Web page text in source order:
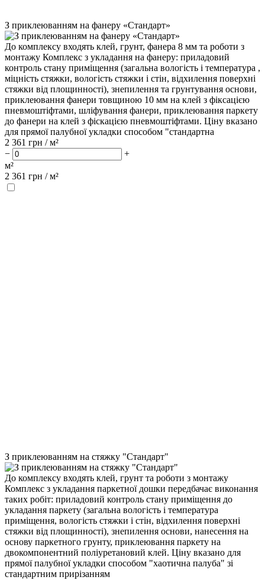
З приклеюванням на фанеру «Стандарт»
До комплексу входять клей, грунт, фанера 8 мм та роботи з
монтажу Комплекс з укладання на фанеру: приладовий
контроль стану приміщення (загальна вологість і температура ,
міцність стяжки, вологість стяжки і стін, відхилення поверхні
стяжки від площинності), знепилення та грунтування основи,
приклеювання фанери товщиною 10 мм на клей з фіксацією
пневмоштіфтами, шліфування фанери, приклеювання паркету
до фанери на клей з фіскацією пневмоштіфтами. Ціну вказано
для прямої палубної укладки способом "стандартна
2 361 грн / м²
−
+
м²
2 361 грн /м²
З приклеюванням на стяжку "Стандарт"
До комплексу входять клей, грунт та роботи з монтажу
Комплекс з укладання паркетної дошки передбачає виконання
таких робіт: приладовий контроль стану приміщення до
укладання паркету (загальна вологість і температура
приміщення, вологість стяжки і стін, відхилення поверхні
стяжки від площинності), знепилення основи, нанесення на
основу паркетного грунту, приклеювання паркету на
двокомпонентний поліуретановий клей. Ціну вказано для
прямої палубної укладки способом "хаотична палуба" зі
стандартним прирізанням